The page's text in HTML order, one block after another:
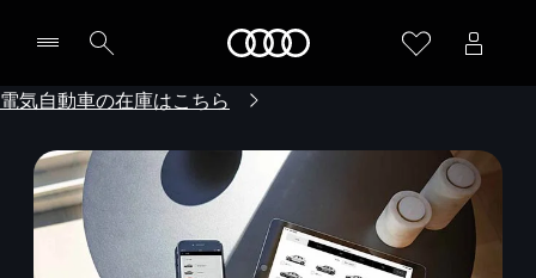
電気自動車の在庫はこちら